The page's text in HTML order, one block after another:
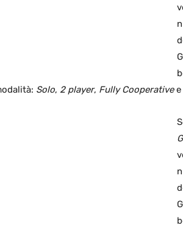
Solo, 2 player, Fully Cooperativee